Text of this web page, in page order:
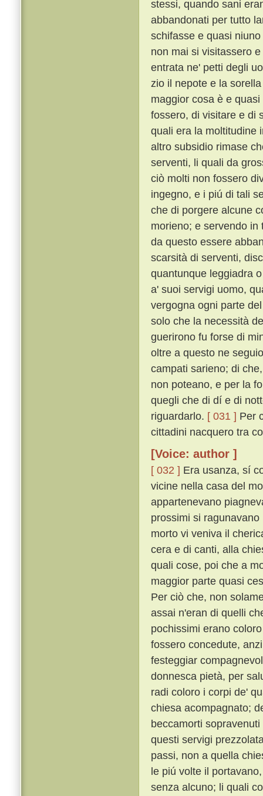
stessi, quando sani
abbandonati per tutto
schifasse e quasi
non mai si visitassero
entrata ne' petti degli
zio il nepote e la
maggior cosa è e
fossero, di visitare e di
quali era la moltitudine
altro subsidio rimase
serventi, li quali da
ciò molti non fossero
ingegno, e i piú di tali
che di porgere alcune
morieno; e servendo
da questo essere
scarsità di serventi,
quantunque leggiadra
a' suoi servigi uomo,
vergogna ogni parte
solo che la necessità
guerirono fu forse di
oltre a questo ne
campati sarieno; di
non poteano, e per la
quegli che di dí e di
riguardarlo. [ 031 ] Per
cittadini nacquero tra
[Voice: author ]
[ 032 ] Era usanza, sí
vicine nella casa del
appartenevano
prossimi si
morto vi veniva il
cera e di canti, alla
quali cose, poi che a
maggior parte quasi
Per ciò che, non
assai n'eran di quelli
pochissimi erano
fossero concedute,
festeggiar
donnesca pietà, per
radi coloro i corpi de'
chiesa acompagnato;
beccamorti
questi servigi
passi, non a quella
le piú volte il
senza alcuno; li quali